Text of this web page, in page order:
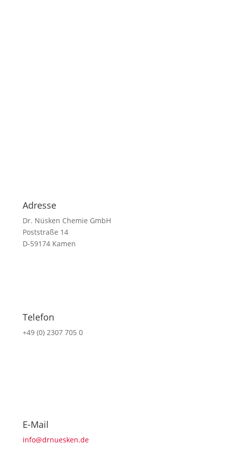
Adresse
Dr. Nüsken Chemie GmbH
Poststraße 14
D-59174 Kamen
Telefon
+49 (0) 2307 705 0
E-Mail
info@drnuesken.de